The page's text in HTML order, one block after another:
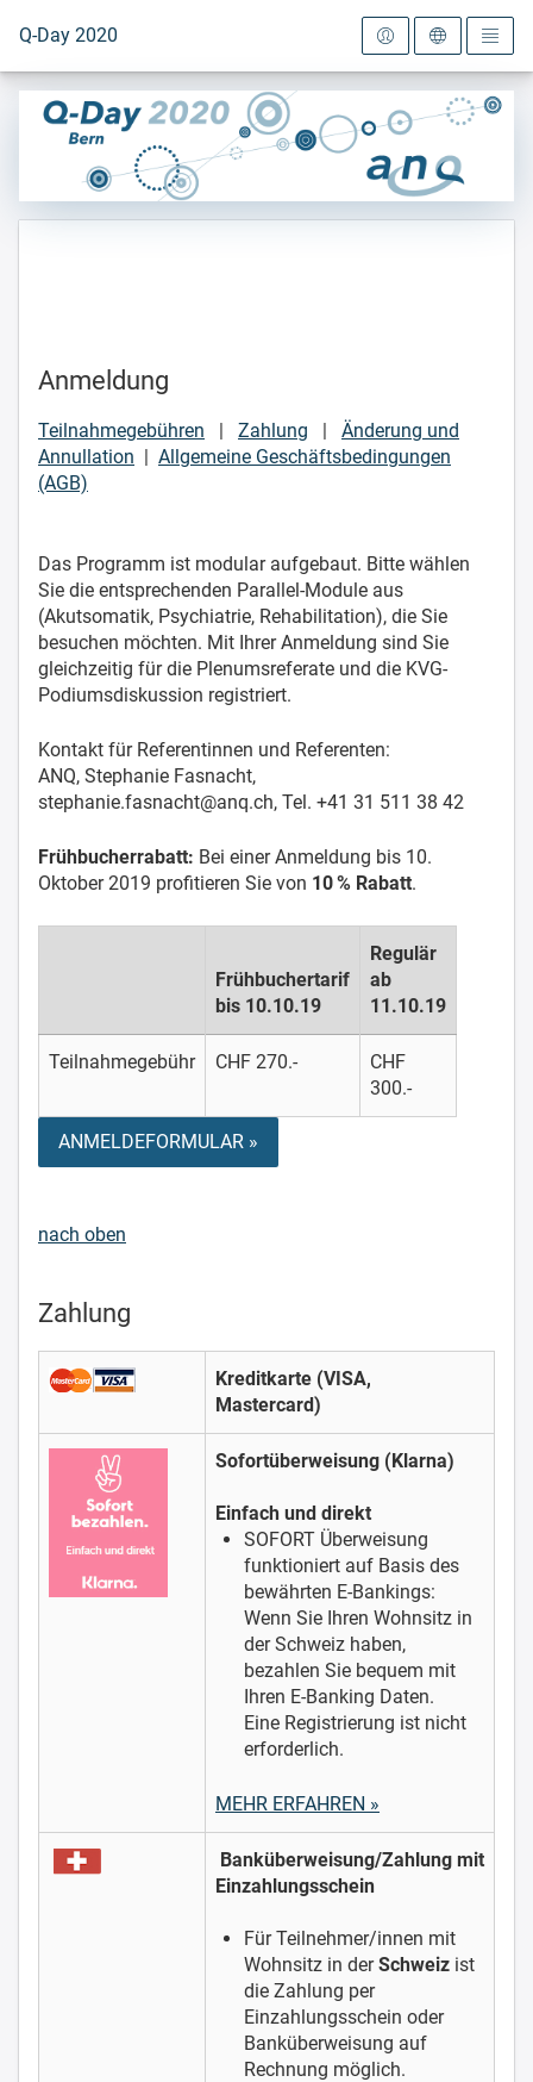
Zur Startseite
Q-Day 2020
Anmeldung
Teilnahmegebühren | Zahlung | Änderung und
Annullation | Allgemeine Geschäftsbedingungen
(AGB)
Das Programm ist modular aufgebaut. Bitte wählen
Sie die entsprechenden Parallel-Module aus
(Akutsomatik, Psychiatrie, Rehabilitation), die Sie
besuchen möchten. Mit Ihrer Anmeldung sind Sie
gleichzeitig für die Plenumsreferate und die KVG-
Podiumsdiskussion registriert.
Kontakt für Referentinnen und Referenten:
ANQ, Stephanie Fasnacht,
stephanie.fasnacht@anq.ch, Tel. +41 31 511 38 42
Frühbucherrabatt: Bei einer Anmeldung bis 10.
Oktober 2019 profitieren Sie von 10 % Rabatt.
Frühbuchertarif
bis 10.10.19
Regulär
ab
11.10.19
Teilnahmegebühr CHF 270.-
CHF
300.-
ANMELDEFORMULAR »
nach oben
Zahlung
Kreditkarte (VISA,
Mastercard)
Sofortüberweisung (Klarna)
Einfach und direkt
SOFORT Überweisung
funktioniert auf Basis des
bewährten E-Bankings:
Wenn Sie Ihren Wohnsitz in
der Schweiz haben,
bezahlen Sie bequem mit
Ihren E-Banking Daten.
Eine Registrierung ist nicht
erforderlich.
MEHR ERFAHREN »
Banküberweisung/Zahlung mit
Einzahlungsschein
Für Teilnehmer/innen mit
Wohnsitz in derSchweiz ist
die Zahlung per
Einzahlungsschein oder
Banküberweisung auf
Rechnung möglich.